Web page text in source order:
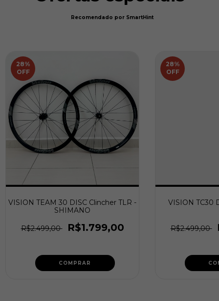
Recomendado por SmartHint
28%
OFF
VISION TEAM 30 DISC Clincher TLR -
SHIMANO
R$2.499,00 R$1.799,00
COMPRAR
28%
OFF
VISION TC30
R$2.499,00